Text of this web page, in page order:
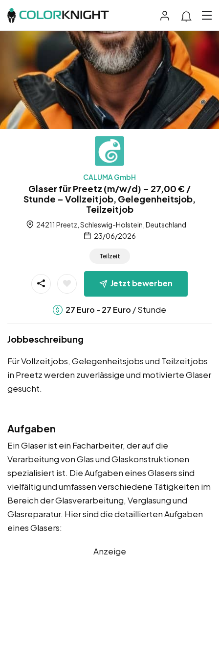
CALUMA GmbH
Glaser für Preetz (m/w/d) – 27,00 € /
Stunde – Vollzeitjob, Gelegenheitsjob,
Teilzeitjob
24211 Preetz, Schleswig-Holstein, Deutschland
23/06/2026
Teilzeit
Jetzt bewerben
27 Euro - 27 Euro / Stunde
Jobbeschreibung
Für Vollzeitjobs, Gelegenheitsjobs und Teilzeitjobs
in Preetz werden zuverlässige und motivierte Glaser
gesucht.
Aufgaben
Ein Glaser ist ein Facharbeiter, der auf die
Verarbeitung von Glas und Glaskonstruktionen
spezialisiert ist. Die Aufgaben eines Glasers sind
vielfältig und umfassen verschiedene Tätigkeiten im
Bereich der Glasverarbeitung, Verglasung und
Glasreparatur. Hier sind die detaillierten Aufgaben
eines Glasers:
Anzeige